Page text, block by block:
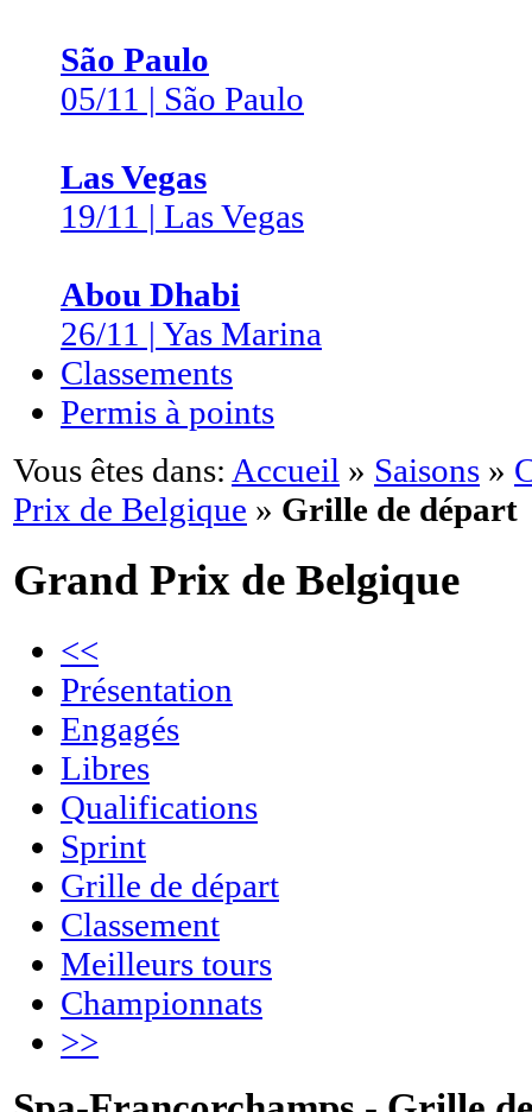
São Paulo
05/11 | São Paulo
Las Vegas
19/11 | Las Vegas
Abou Dhabi
26/11 | Yas Marina
Classements
Permis à points
Vous êtes dans: Accueil » Saisons »
Prix de Belgique » Grille de départ
Grand Prix de Belgique
<<
Présentation
Engagés
Libres
Qualifications
Sprint
Grille de départ
Classement
Meilleurs tours
Championnats
>>